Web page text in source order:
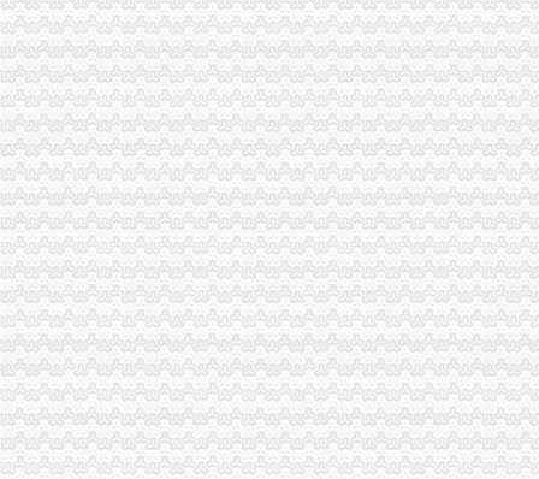
国家公务员2014年重庆海关职位表-公务员-报名网
重庆海关复制推广上海自贸区监管创新_中国行业研究网
重庆海关关于2007年报关员资格报名确认有关问题的通知-报关员
重庆海关关于2008年报关员资格报名现场确认有关问题的通知
重庆海关关于2008年报关员资格报名现场确认有关问题的通知
重庆海关关于2008年报关员资格报名有关事项的通知-报关员考
2017年重庆海关造价员年审报名中心_志趣网
国家公务员重庆海关2013年有多少人报考_百度知道
2016年国家公务员重庆海关面试公告-国家公务员网
2012年重庆海关公务员面试工作安排通知_湖南中公教育
重庆海关2012年国家公务员面试时间：2月22日至24日[1]-国家公务员
渝企可享“全国海关如同一关”的通关便利|海关|通关|重庆_新浪新闻
重庆海关2012年报关员资格全国统一现场确认报名通告—重庆报关
重庆海关关于2008年报关员资格报名有关事项的通知-报关员
2016国考重庆海关面试公告_国家公务员网_中公教育网
重庆海关或监管岗位（一）_国家公务员监管岗位（一）报名条件_
历年重庆海关监管岗位（二）竞争比_报录比_报名人数统计_中公国考
重庆海关2012年报关员报名上须知_重庆报关员报名公
[交通]重庆江北机场海关挂牌国际航线年内覆盖全球的相关推荐-证券之